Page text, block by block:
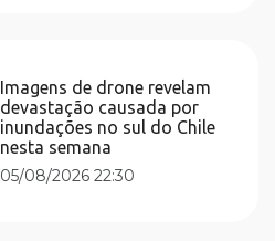
Imagens de drone revelam
devastação causada por
inundações no sul do Chile
nesta semana
05/08/2026 22:30